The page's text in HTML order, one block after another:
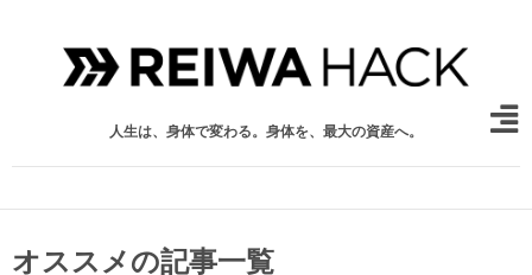
人生は、身体で変わる。身体を、最大の資産へ。
オススメの記事一覧